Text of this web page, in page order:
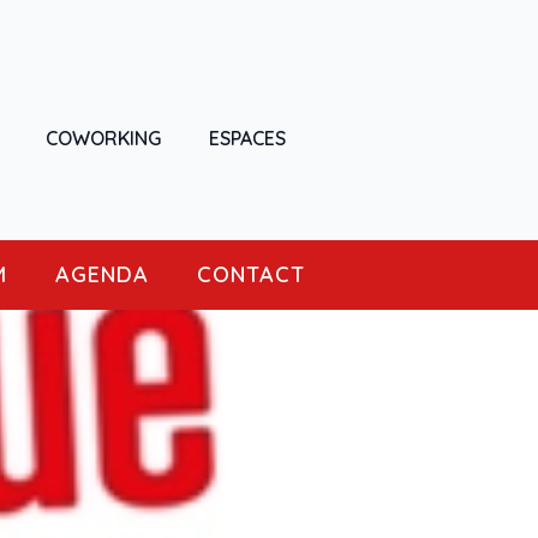
COWORKING ESPACES
AGENDA CONTACT